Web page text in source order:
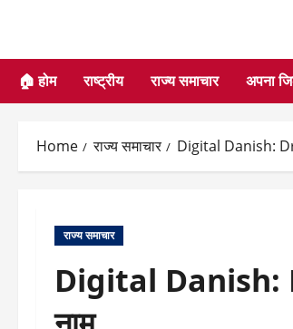
🏠 होम राष्ट्रीय राज्य समाचार अपना
Home राज्य समाचार Digital Danish:
राज्य समाचार
Digital Danish: